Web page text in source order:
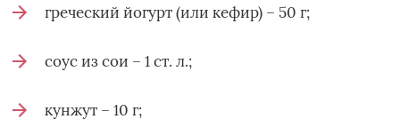
греческий йогурт (или кефир) – 50 г;
соус из сои – 1 ст. л.;
кунжут – 10 г;